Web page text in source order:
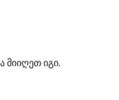
მიიღეთ იგი.